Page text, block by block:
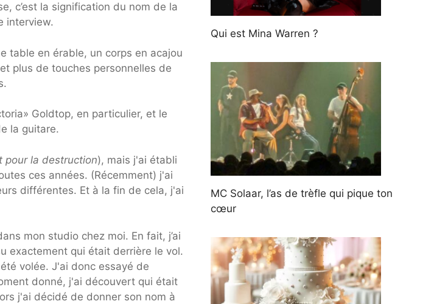
c’est la signification du nom de la
interview.
table en érable, un corps en acajou
plus de touches personnelles de
Goldtop, en particulier, et le
la guitare.
pour la destruction), mais j'ai établi
ces années. (Récemment) j'ai
différentes. Et à la fin de cela, j'ai
mon studio chez moi. En fait, j’ai
exactement qui était derrière le vol.
volée. J'ai donc essayé de
donné, j'ai découvert qui était
j'ai décidé de donner son nom à
Qui est Mina Warren ?
MC Solaar, l’as de trèfle qui pique ton
cœur